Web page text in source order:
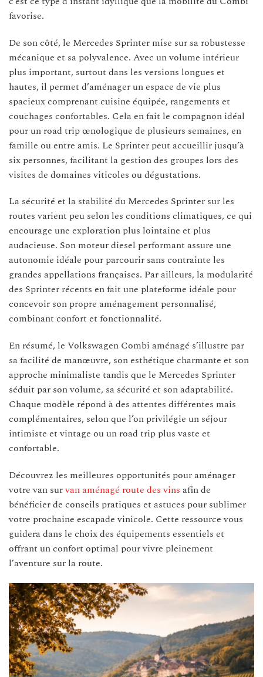
favorise.
De son côté, le Mercedes Sprinter mise sur sa robustesse
mécanique et sa polyvalence. Avec un volume intérieur
plus important, surtout dans les versions longues et
hautes, il permet d’aménager un espace de vie plus
spacieux comprenant cuisine équipée, rangements et
couchages confortables. Cela en fait le compagnon idéal
pour un road trip œnologique de plusieurs semaines, en
famille ou entre amis. Le Sprinter peut accueillir jusqu’à
six personnes, facilitant la gestion des groupes lors des
visites de domaines viticoles ou dégustations.
La sécurité et la stabilité du Mercedes Sprinter sur les
routes varient peu selon les conditions climatiques, ce qui
encourage une exploration plus lointaine et plus
audacieuse. Son moteur diesel performant assure une
autonomie idéale pour parcourir sans contrainte les
grandes appellations françaises. Par ailleurs, la modularité
des Sprinter récents en fait une plateforme idéale pour
concevoir son propre aménagement personnalisé,
combinant confort et fonctionnalité.
En résumé, le Volkswagen Combi aménagé s’illustre par
sa facilité de manœuvre, son esthétique charmante et son
approche minimaliste tandis que le Mercedes Sprinter
séduit par son volume, sa sécurité et son adaptabilité.
Chaque modèle répond à des attentes différentes mais
complémentaires, selon que l’on privilégie un séjour
intimiste et vintage ou un road trip plus vaste et
confortable.
Découvrez les meilleures opportunités pour aménager
votre van survan aménagé route des vins afin de
bénéficier de conseils pratiques et astuces pour sublimer
votre prochaine escapade vinicole. Cette ressource vous
guidera dans le choix des équipements essentiels et
offrant un confort optimal pour vivre pleinement
l’aventure sur la route.